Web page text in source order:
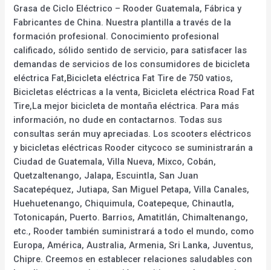
Grasa de Ciclo Eléctrico – Rooder Guatemala, Fábrica y
Fabricantes de China. Nuestra plantilla a través de la
formación profesional. Conocimiento profesional
calificado, sólido sentido de servicio, para satisfacer las
demandas de servicios de los consumidores de bicicleta
eléctrica Fat,Bicicleta eléctrica Fat Tire de 750 vatios,
Bicicletas eléctricas a la venta, Bicicleta eléctrica Road Fat
Tire,La mejor bicicleta de montaña eléctrica. Para más
información, no dude en contactarnos. Todas sus
consultas serán muy apreciadas. Los scooters eléctricos
y bicicletas eléctricas Rooder citycoco se suministrarán a
Ciudad de Guatemala, Villa Nueva, Mixco, Cobán,
Quetzaltenango, Jalapa, Escuintla, San Juan
Sacatepéquez, Jutiapa, San Miguel Petapa, Villa Canales,
Huehuetenango, Chiquimula, Coatepeque, Chinautla,
Totonicapán, Puerto. Barrios, Amatitlán, Chimaltenango,
etc., Rooder también suministrará a todo el mundo, como
Europa, América, Australia, Armenia, Sri Lanka, Juventus,
Chipre. Creemos en establecer relaciones saludables con